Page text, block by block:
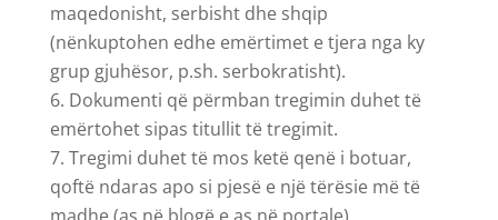
maqedonisht, serbisht dhe shqip
(nënkuptohen edhe emërtimet e tjera nga ky
grup gjuhësor, p.sh. serbokratisht).
Dokumenti që përmban tregimin duhet të
emërtohet sipas titullit të tregimit.
Tregimi duhet të mos ketë qenë i botuar,
qoftë ndaras apo si pjesë e një tërësie më të